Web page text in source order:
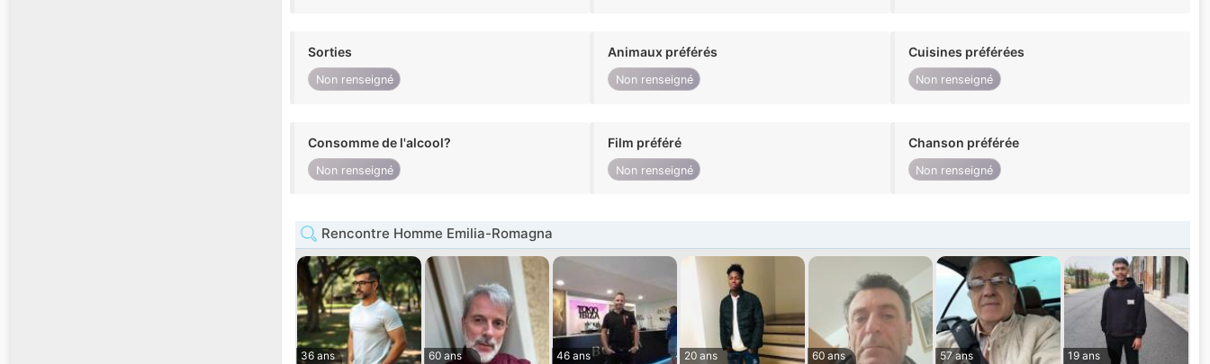
Sorties
Non renseigné
Animaux préférés
Non renseigné
Cuisines préférées
Non renseigné
Consomme de l'alcool?
Non renseigné
Film préféré
Non renseigné
Chanson préférée
Non renseigné
Rencontre Homme Emilia-Romagna
36 ans
60 ans
46 ans
20 ans
60 ans
57 ans
19 ans